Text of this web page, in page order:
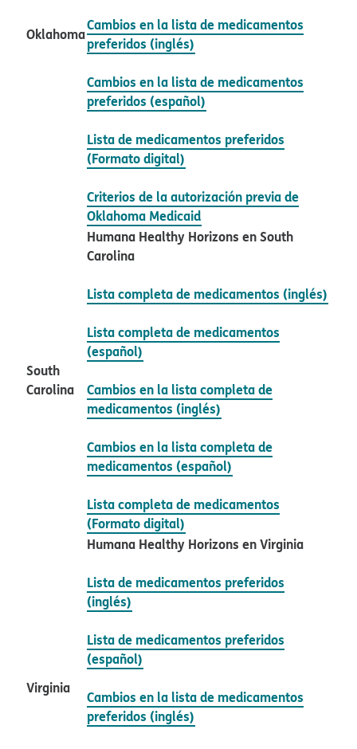
Oklahoma​​
Cambios en la lista de medicamentos
preferidos (inglés)​​
Cambios en la lista de medicamentos
preferidos (español)​​
Lista de medicamentos preferidos
(Formato digital)​​
Criterios de la autorización previa de
Oklahoma Medicaid​​
South
Carolina​​
Humana Healthy Horizons en South
Carolina​​
Lista completa de medicamentos (inglés)​​
Lista completa de medicamentos
(español)​​
Cambios en la lista completa de
medicamentos (inglés)​​
Cambios en la lista completa de
medicamentos (español)​​
Lista completa de medicamentos
(Formato digital)​​
Virginia​​
Humana Healthy Horizons en Virginia​​
Lista de medicamentos preferidos
(inglés)​​
Lista de medicamentos preferidos
(español)​​
Cambios en la lista de medicamentos
preferidos (inglés)​​